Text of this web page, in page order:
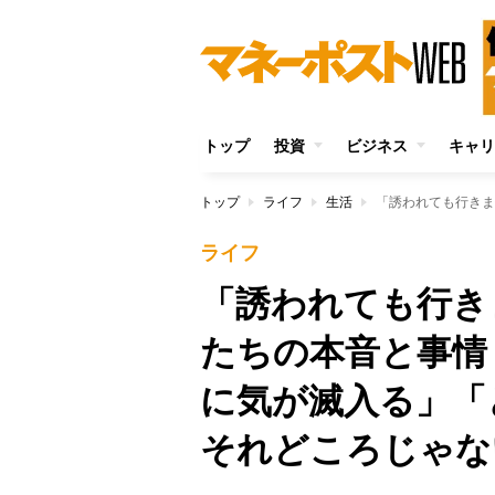
トップ 投資 ビジネス キャ
トップ ライフ 生活
ライフ
「誘われても行
たちの本音と事
に気が滅入る」
それどころじゃな